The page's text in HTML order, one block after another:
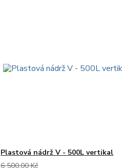
Plastová nádrž V - 500L vertikal
6 500,00 Kč